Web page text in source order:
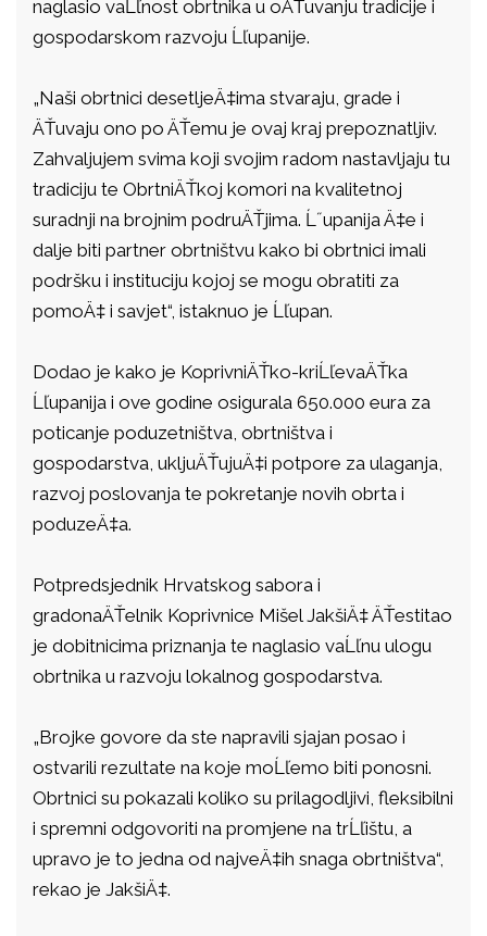
naglasio vaĹľnost obrtnika u oÄŤuvanju tradicije i
gospodarskom razvoju Ĺľupanije.
„Naši obrtnici desetljeÄ‡ima stvaraju, grade i
ÄŤuvaju ono po ÄŤemu je ovaj kraj prepoznatljiv.
Zahvaljujem svima koji svojim radom nastavljaju tu
tradiciju te ObrtniÄŤkoj komori na kvalitetnoj
suradnji na brojnim podruÄŤjima. Ĺ˝upanija Ä‡e i
dalje biti partner obrtništvu kako bi obrtnici imali
podršku i instituciju kojoj se mogu obratiti za
pomoÄ‡ i savjet“, istaknuo je Ĺľupan.
Dodao je kako je KoprivniÄŤko-kriĹľevaÄŤka
Ĺľupanija i ove godine osigurala 650.000 eura za
poticanje poduzetništva, obrtništva i
gospodarstva, ukljuÄŤujuÄ‡i potpore za ulaganja,
razvoj poslovanja te pokretanje novih obrta i
poduzeÄ‡a.
Potpredsjednik Hrvatskog sabora i
gradonaÄŤelnik Koprivnice Mišel JakšiÄ‡ ÄŤestitao
je dobitnicima priznanja te naglasio vaĹľnu ulogu
obrtnika u razvoju lokalnog gospodarstva.
„Brojke govore da ste napravili sjajan posao i
ostvarili rezultate na koje moĹľemo biti ponosni.
Obrtnici su pokazali koliko su prilagodljivi, fleksibilni
i spremni odgovoriti na promjene na trĹľištu, a
upravo je to jedna od najveÄ‡ih snaga obrtništva“,
rekao je JakšiÄ‡.